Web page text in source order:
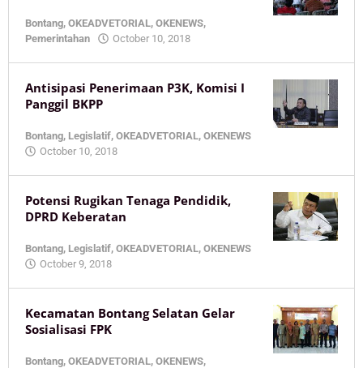
Bontang, OKEADVETORIAL, OKENEWS,
Pemerintahan
October 10, 2018
Antisipasi Penerimaan P3K, Komisi I
Panggil BKPP
Bontang, Legislatif, OKEADVETORIAL, OKENEWS
October 10, 2018
Potensi Rugikan Tenaga Pendidik,
DPRD Keberatan
Bontang, Legislatif, OKEADVETORIAL, OKENEWS
October 9, 2018
Kecamatan Bontang Selatan Gelar
Sosialisasi FPK
Bontang, OKEADVETORIAL, OKENEWS,